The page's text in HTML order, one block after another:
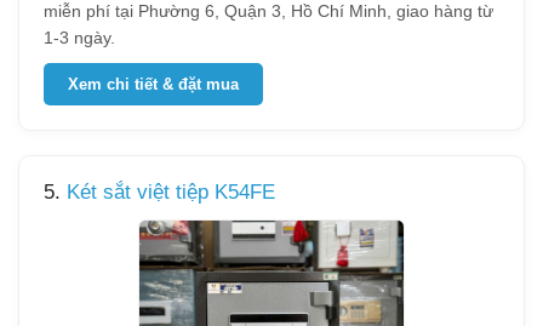
miễn phí tại Phường 6, Quận 3, Hồ Chí Minh, giao hàng từ
1-3 ngày.
Xem chi tiết & đặt mua
5. Két sắt việt tiệp K54FE